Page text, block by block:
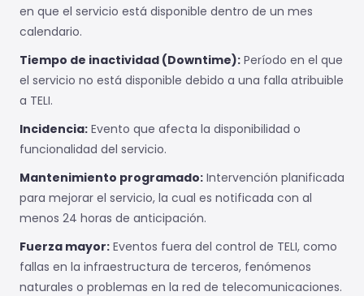
en que el servicio está disponible dentro de un mes
calendario.
Tiempo de inactividad (Downtime): Período en el que
el servicio no está disponible debido a una falla atribuible
a TELI.
Incidencia: Evento que afecta la disponibilidad o
funcionalidad del servicio.
Mantenimiento programado: Intervención planificada
para mejorar el servicio, la cual es notificada con al
menos 24 horas de anticipación.
Fuerza mayor: Eventos fuera del control de TELI, como
fallas en la infraestructura de terceros, fenómenos
naturales o problemas en la red de telecomunicaciones.